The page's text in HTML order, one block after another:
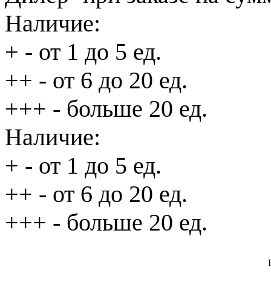
Наличие:
+ - от 1 до 5 ед.
++ - от 6 до 20 ед.
+++ - больше 20 ед.
Наличие:
+ - от 1 до 5 ед.
++ - от 6 до 20 ед.
+++ - больше 20 ед.